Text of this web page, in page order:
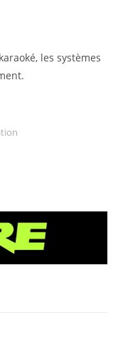
les systèmes